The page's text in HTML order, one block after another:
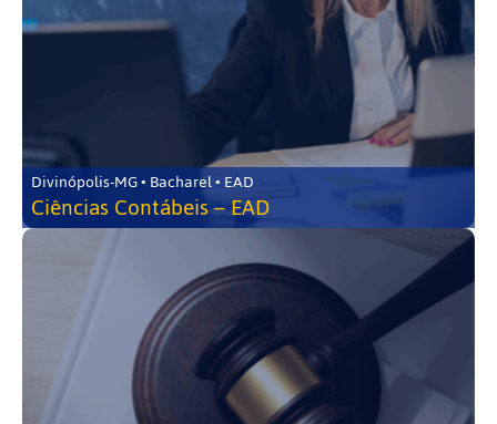
Divinópolis-MG • Bacharel • EAD
Ciências Contábeis – EAD